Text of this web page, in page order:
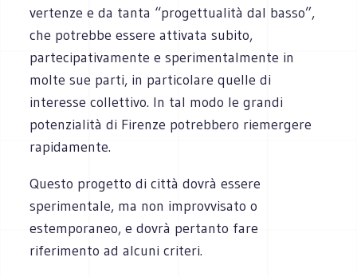
vertenze e da tanta “progettualità dal basso”,
che potrebbe essere attivata subito,
partecipativamente e sperimentalmente in
molte sue parti, in particolare quelle di
interesse collettivo. In tal modo le grandi
potenzialità di Firenze potrebbero riemergere
rapidamente.
Questo progetto di città dovrà essere
sperimentale, ma non improvvisato o
estemporaneo, e dovrà pertanto fare
riferimento ad alcuni criteri.